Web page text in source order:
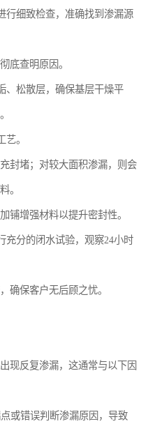
行细致检查，准确找到渗漏源
底查明原因。
、松散层，确保基层干燥平
。
封堵；对较大面积渗漏，则会
。
铺增强材料以提升密封性。
充分的闭水试验，观察24小时
确保客户无后顾之忧。
现反复渗漏，这通常与以下因
或错误判断渗漏原因，导致